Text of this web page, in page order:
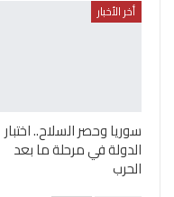
أخر الأخبار
سوريا وحصر السلاح.. اختبار
الدولة في مرحلة ما بعد
الحرب